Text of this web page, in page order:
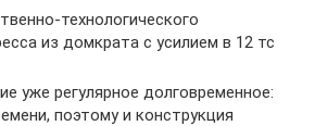
технологического
из домкрата с усилием в 12 тс
уже регулярное долговременное:
поэтому и конструкция